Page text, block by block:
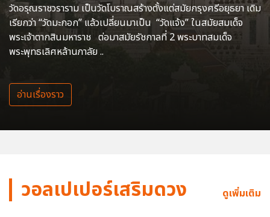
วัดอรุณราชวราราม เป็นวัดโบราณสร้างตั้งแต่สมัยกรุงศรีอยุธยา เดิม
เรียกว่า “วัดมะกอก” แล้วเปลี่ยนมาเป็น “วัดแจ้ง” ในสมัยสมเด็จ
พระเจ้าตากสินมหาราช ต่อมาสมัยรัชกาลที่ 2 พระบาทสมเด็จ
พระพุทธเลิศหล้านภาลัย ..
อ่านเรื่องราว
วอลเปเปอร์เสริมดวง ดูเพิ่มเติม